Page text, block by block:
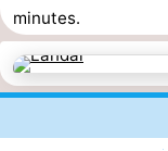
Overnachten
Appartementen
minutes.